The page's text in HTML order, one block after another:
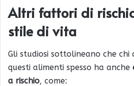
Altri fattori di
stile di vita
Gli studiosi sottolineano che chi
questi alimenti spesso ha anche
a rischio, come: